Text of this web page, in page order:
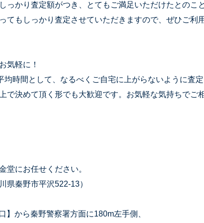
っかり査定額がつき、とてもご満足いただけたとのこ
てもしっかり査定させていただきますので、ぜひご利
気軽に！
時間として、なるべくご自宅に上がらないように査定
で決めて頂く形でも大歓迎です。お気軽な気持ちでご
にお任せください。
秦野市平沢522-13）
】から秦野警察署方面に180m左手側、